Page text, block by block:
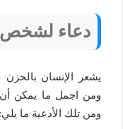
دعاء لشخص
يشعر الإنسان
ومن اجمل ما يمكن أن
ومن تلك الأدعية ما يلي: